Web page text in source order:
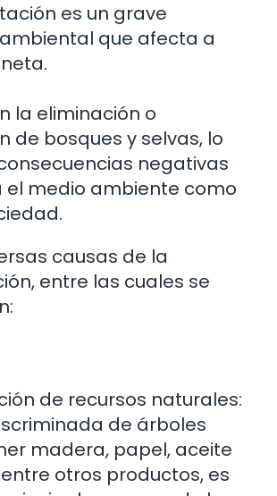
es un grave
que afecta a
la eliminación o
de bosques y selvas, lo
negativas
medio ambiente como
causas de la
entre las cuales se
de recursos naturales:
de árboles
madera, papel, aceite
otros productos, es